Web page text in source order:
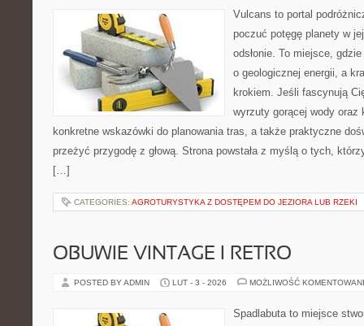
Vulcans to portal
poczuć potęgę planety w
odsłonie. To miejsce,
o geologicznej energii, a
krokiem. Jeśli fascynują
wyrzuty gorącej wody oraz
konkretne wskazówki do planowania tras, a także praktyczne
przeżyć przygodę z głową. Strona powstała z myślą o tych,
[…]
CATEGORIES: AGROTURYSTYKA Z DOSTĘPEM DO JEZIORA LUB RZEKI
OBUWIE VINTAGE I RETRO
POSTED BY ADMIN LUT - 3 - 2026 MOŻLIWOŚĆ
Spadlabuta to miejsce